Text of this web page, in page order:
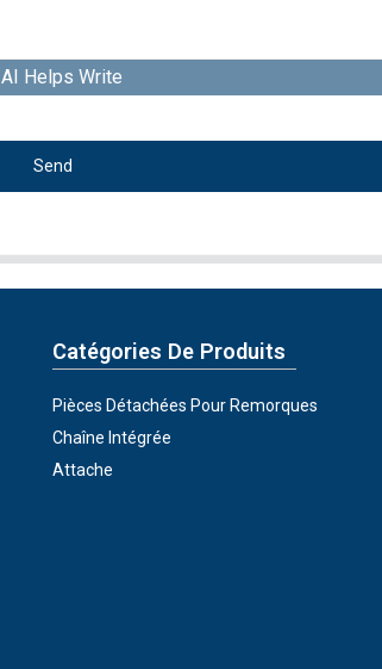
AI Helps Write
Send
Catégories De Produits
Pièces Détachées Pour Remorques
Chaîne Intégrée
Attache